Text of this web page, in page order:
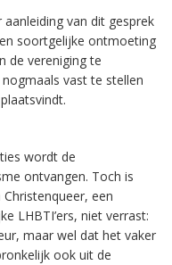
van dit gesprek
soortgelijke ontmoeting
de vereniging te
vast te stellen
wordt de
ontvangen. Toch is
een
LHBTI’ers, niet verrast:
maar wel dat het vaker
ook uit de